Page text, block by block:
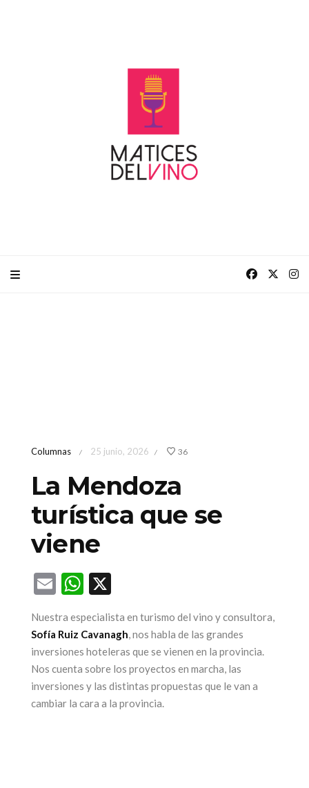
una nueva
de la
feria más
25 años
Columnas / 25 junio, 2026 / 36
La Mendoza
turística que se
viene
EmailWhatsApp
Nuestra especialista en turismo del vino y consultora,
Sofía Ruiz Cavanagh, nos habla de las grandes
inversiones hoteleras que se vienen en la provincia.
Nos cuenta sobre los proyectos en marcha, las
inversiones y las distintas propuestas que le van a
cambiar la cara a la provincia.